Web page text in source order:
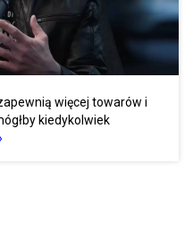
więcej towarów i
kiedykolwiek